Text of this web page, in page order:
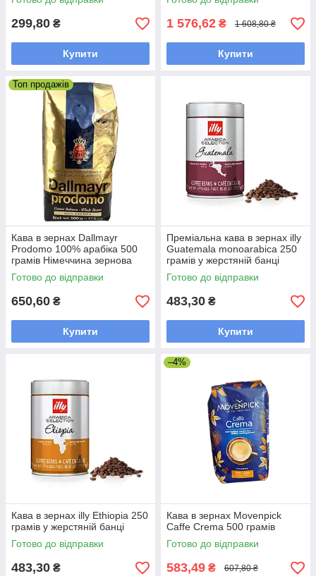
299,80 ₴
Купити
1 576,62 ₴ 1 608,80 ₴
Купити
Топ продажів
Кава в зернах Dallmayr
Prodomo 100% арабіка 500
грамів Німеччина зернова
натуральна кава
Готово до відправки
650,60 ₴
Купити
Преміальна кава в зернах illy
Guatemala monoarabica 250
грамів у жерстяній банці
Готово до відправки
483,30 ₴
Купити
Кава в зернах illy Ethiopia 250
грамів у жерстяній банці
Готово до відправки
483,30 ₴
–4%
Кава в зернах Movenpick
Caffe Crema 500 грамів
Готово до відправки
583,49 ₴ 607,80 ₴